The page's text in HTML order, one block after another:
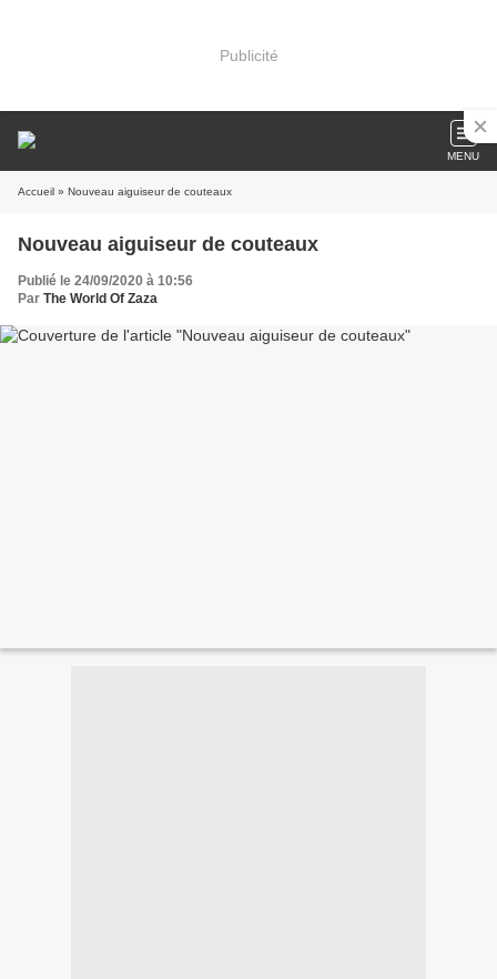
Publicité
MENU
Accueil » Nouveau aiguiseur de couteaux
Nouveau aiguiseur de couteaux
Publié le 24/09/2020 à 10:56
Par The World Of Zaza